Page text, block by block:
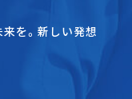
を。新しい発想